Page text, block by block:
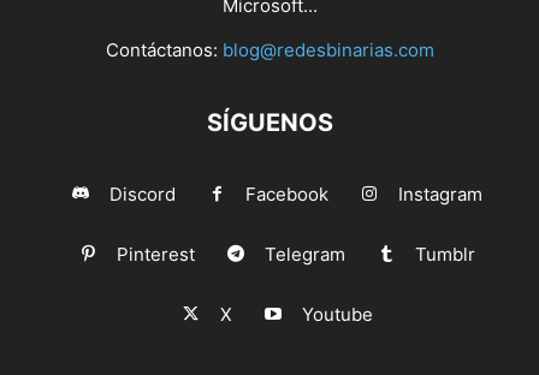
Microsoft...
Contáctanos: blog@redesbinarias.com
SÍGUENOS
Discord Facebook Instagram
Pinterest Telegram Tumblr
X Youtube